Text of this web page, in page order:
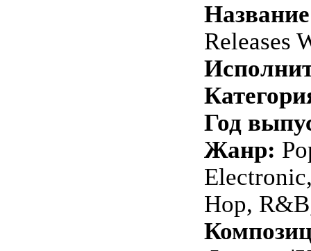
Releases
Год
Жанр:
Hop,